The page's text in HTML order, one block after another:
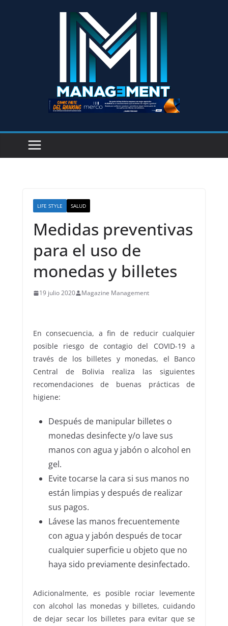
LIFE STYLE SALUD
Medidas preventivas
para el uso de
monedas y billetes
19 julio 2020 Magazine Management
En consecuencia, a fin de reducir cualquier
posible riesgo de contagio del COVID-19 a
través de los billetes y monedas, el Banco
Central de Bolivia realiza las siguientes
recomendaciones de buenas prácticas de
higiene:
Después de manipular billetes o
monedas desinfecte y/o lave sus
manos con agua y jabón o alcohol en
gel.
Evite tocarse la cara si sus manos no
están limpias y después de realizar
sus pagos.
Lávese las manos frecuentemente
con agua y jabón después de tocar
cualquier superficie u objeto que no
haya sido previamente desinfectado.
Adicionalmente, es posible rociar levemente
con alcohol las monedas y billetes, cuidando
de dejar secar los billetes para evitar que se